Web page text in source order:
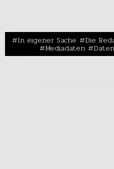
In eigener Sache Die
Mediadaten